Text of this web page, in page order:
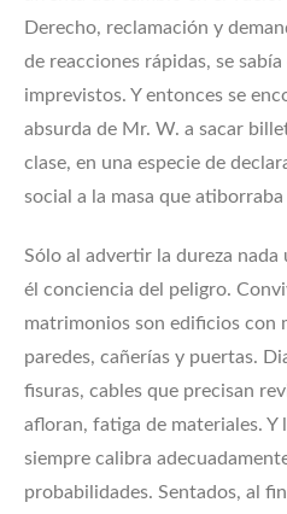
Derecho, reclamación y
de reacciones rápidas, se
imprevistos. Y entonces se
absurda de Mr. W. a sacar
clase, en una especie de
social a la masa que
Sólo al advertir la dureza
él conciencia del peligro.
matrimonios son edificios con
paredes, cañerías y puertas.
fisuras, cables que precisan
afloran, fatiga de materiales.
siempre calibra
probabilidades. Sentados, al